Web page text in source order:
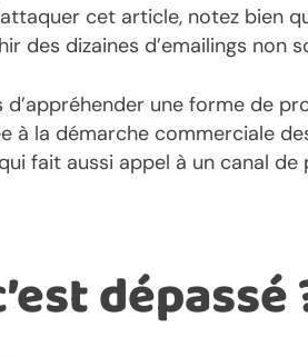
cet article, notez bien
des dizaines d’emailings non
d’appréhender une forme de
à la démarche commerciale
qui fait aussi appel à un canal de
dépassé